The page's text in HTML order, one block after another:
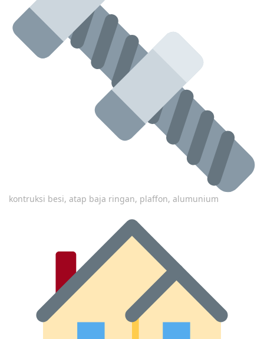
kontruksi besi, atap baja ringan, plaffon, alumunium